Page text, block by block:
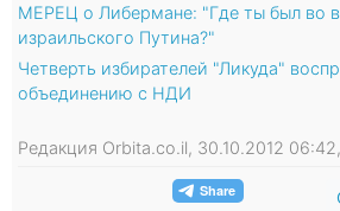
МЕРЕЦ о Либермане: "Где ты был во
израильского Путина?"
Четверть избирателей "Ликуда"
объединению с НДИ
Редакция Orbita.co.il, 30.10.2012